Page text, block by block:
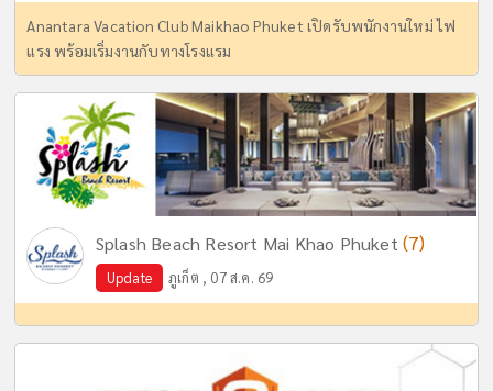
Anantara Vacation Club Maikhao Phuket เปิดรับพนักงานใหม่ ไฟ
แรง พร้อมเริ่มงานกับทางโรงแรม
Splash Beach Resort Mai Khao Phuket (7)
Update ภูเก็ต , 07 ส.ค. 69